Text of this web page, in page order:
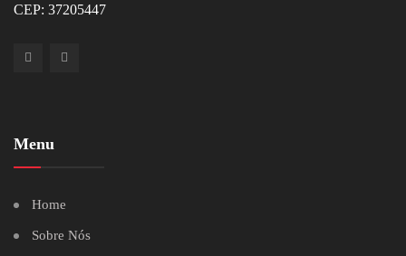
CEP: 37205447
Menu
Home
Sobre Nós